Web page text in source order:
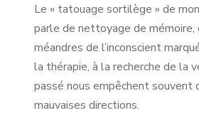
Le « tatouage sortilège » de
parle de nettoyage de mémoire,
méandres de l’inconscient
la thérapie, à la recherche de la
passé nous empêchent souvent
mauvaises directions.